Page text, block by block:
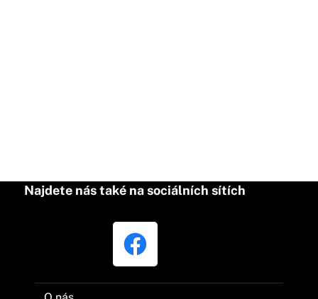
Najdete nás také na sociálních sítích